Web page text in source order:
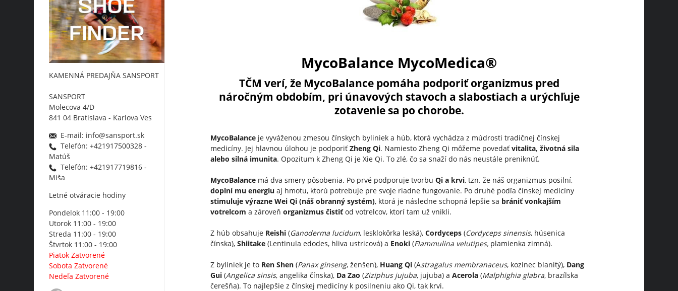
KAMENNÁ PREDAJŇA SANSPORT
SANSPORT
Molecova 4/D
841 04 Bratislava - Karlova Ves
E-mail: info@sansport.sk
Telefón: +421917500328 -
Matúš
Telefón: +421917719816 -
Miša
Letné otváracie hodiny
Pondelok 11:00 - 19:00
Utorok 11:00 - 19:00
Streda 11:00 - 19:00
Štvrtok 11:00 - 19:00
Piatok Zatvorené
Sobota Zatvorené
Nedeľa Zatvorené
MycoBalance MycoMedica®
TČM verí, že MycoBalance pomáha podporiť organizmus pred
náročným obdobím, pri únavových stavoch a slabostiach a urýchľuje
zotavenie sa po chorobe.
MycoBalance je vyváženou zmesou čínskych byliniek a húb, ktorá vychádza z múdrosti tradičnej čínskej
medicíny. Jej hlavnou úlohou je podporiťZheng Qi. Namiesto Zheng Qi môžeme povedaťvitalita, životná sila
alebo silná imunita. Opozitum k Zheng Qi je Xie Qi. To zlé, čo sa snaží do nás neustále preniknúť.
MycoBalance má dva smery pôsobenia. Po prvé podporuje tvorbuQi a krvi, tzn. že náš organizmus posilní,
doplní mu energiu aj hmotu, ktorú potrebuje pre svoje riadne fungovanie. Po druhé podľa čínskej medicíny
stimuluje výrazne Wei Qi (náš obranný systém), ktorá je následne schopná lepšie sa brániť vonkajším
votrelcom a zároveňorganizmus čistiťod votrelcov, ktorí tam už vnikli.
Z húb obsahuje Reishi(Ganoderma lucidum, lesklokôrka leská),Cordyceps (Cordyceps sinensis, húsenica
čínska),Shiitake (Lentinula edodes, hliva ustricová) a Enoki (Flammulina velutipes, plamienka zimná).
Z byliniek je to Ren Shen (Panax ginseng, ženšen), Huang Qi (Astragalus membranaceus, kozinec blanitý), Dang
Gui (Angelica sinsis, angelika čínska), Da Zao (Ziziphus jujuba, jujuba) aAcerola (Malphighia glabra, brazílska
čerešňa). To najlepšie z čínskej medicíny k posilneniu ako Qi, tak krvi.